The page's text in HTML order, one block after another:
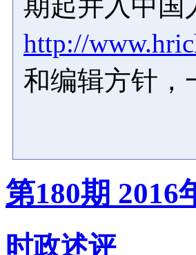
http://
和编辑方针，
第180期 2016
时政述评